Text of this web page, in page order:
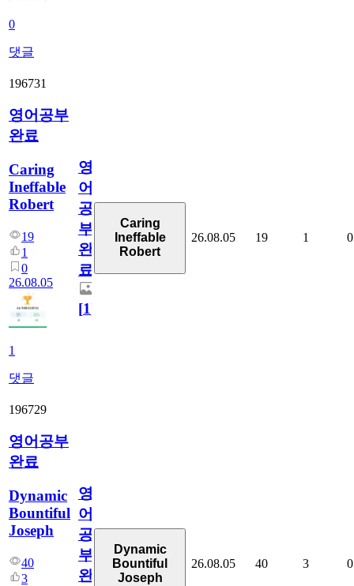
0
댓글
196731
영어공부
완료
Caring
Ineffable
Robert
19
1
0
26.08.05
1
댓글
영
어
공
부
완
료
[1]
Caring
Ineffable
Robert
26.08.05 19 1 0
196729
영어공부
완료
Dynamic
Bountiful
Joseph
40
3
영
어
공
부
완
Dynamic
Bountiful
Joseph
26.08.05 40 3 0